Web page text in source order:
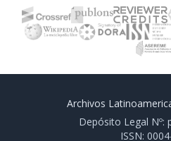
Archivos
Depósito Legal Nº:
ISSN: